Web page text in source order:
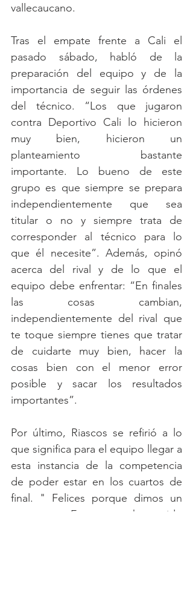
vallecaucano.
Tras el empate frente a Cali el
pasado sábado, habló de la
preparación del equipo y de la
importancia de seguir las órdenes
del técnico. “Los que jugaron
contra Deportivo Cali lo hicieron
muy bien, hicieron un
planteamiento bastante
importante. Lo bueno de este
grupo es que siempre se prepara
independientemente que sea
titular o no y siempre trata de
corresponder al técnico para lo
que él necesite”. Además, opinó
acerca del rival y de lo que el
equipo debe enfrentar: “En finales
las cosas cambian,
independientemente del rival que
te toque siempre tienes que tratar
de cuidarte muy bien, hacer la
cosas bien con el menor error
posible y sacar los resultados
importantes”.
Por último, Riascos se refirió a lo
que significa para el equipo llegar a
esta instancia de la competencia
de poder estar en los cuartos de
final. " Felices porque dimos un
gran paso. Este grupo ha venido